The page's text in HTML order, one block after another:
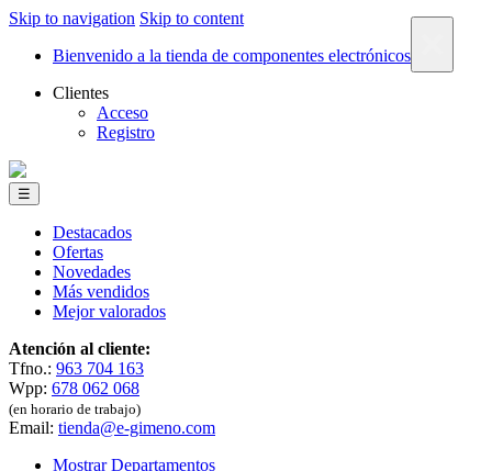
Skip to navigation Skip to content
Bienvenido a la tienda de componentes electrónicos
Clientes
Acceso
Registro
☰
Destacados
Ofertas
Novedades
Más vendidos
Mejor valorados
Atención al cliente:
Tfno.: 963 704 163
Wpp: 678 062 068
(en horario de trabajo)
Email: tienda@e-gimeno.com
Mostrar Departamentos